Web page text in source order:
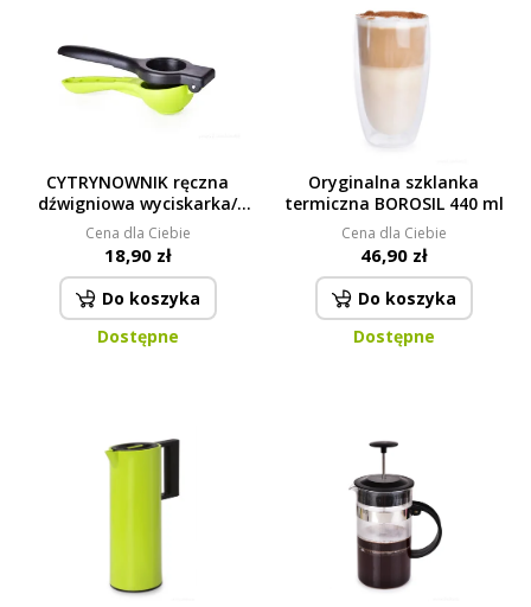
CYTRYNOWNIK ręczna
dźwigniowa wyciskarka/
praska do cytryn i limonek
Cena dla Ciebie
18,90 zł
Do koszyka
Dostępne
Oryginalna szklanka
termiczna BOROSIL 440 ml
Cena dla Ciebie
46,90 zł
Do koszyka
Dostępne